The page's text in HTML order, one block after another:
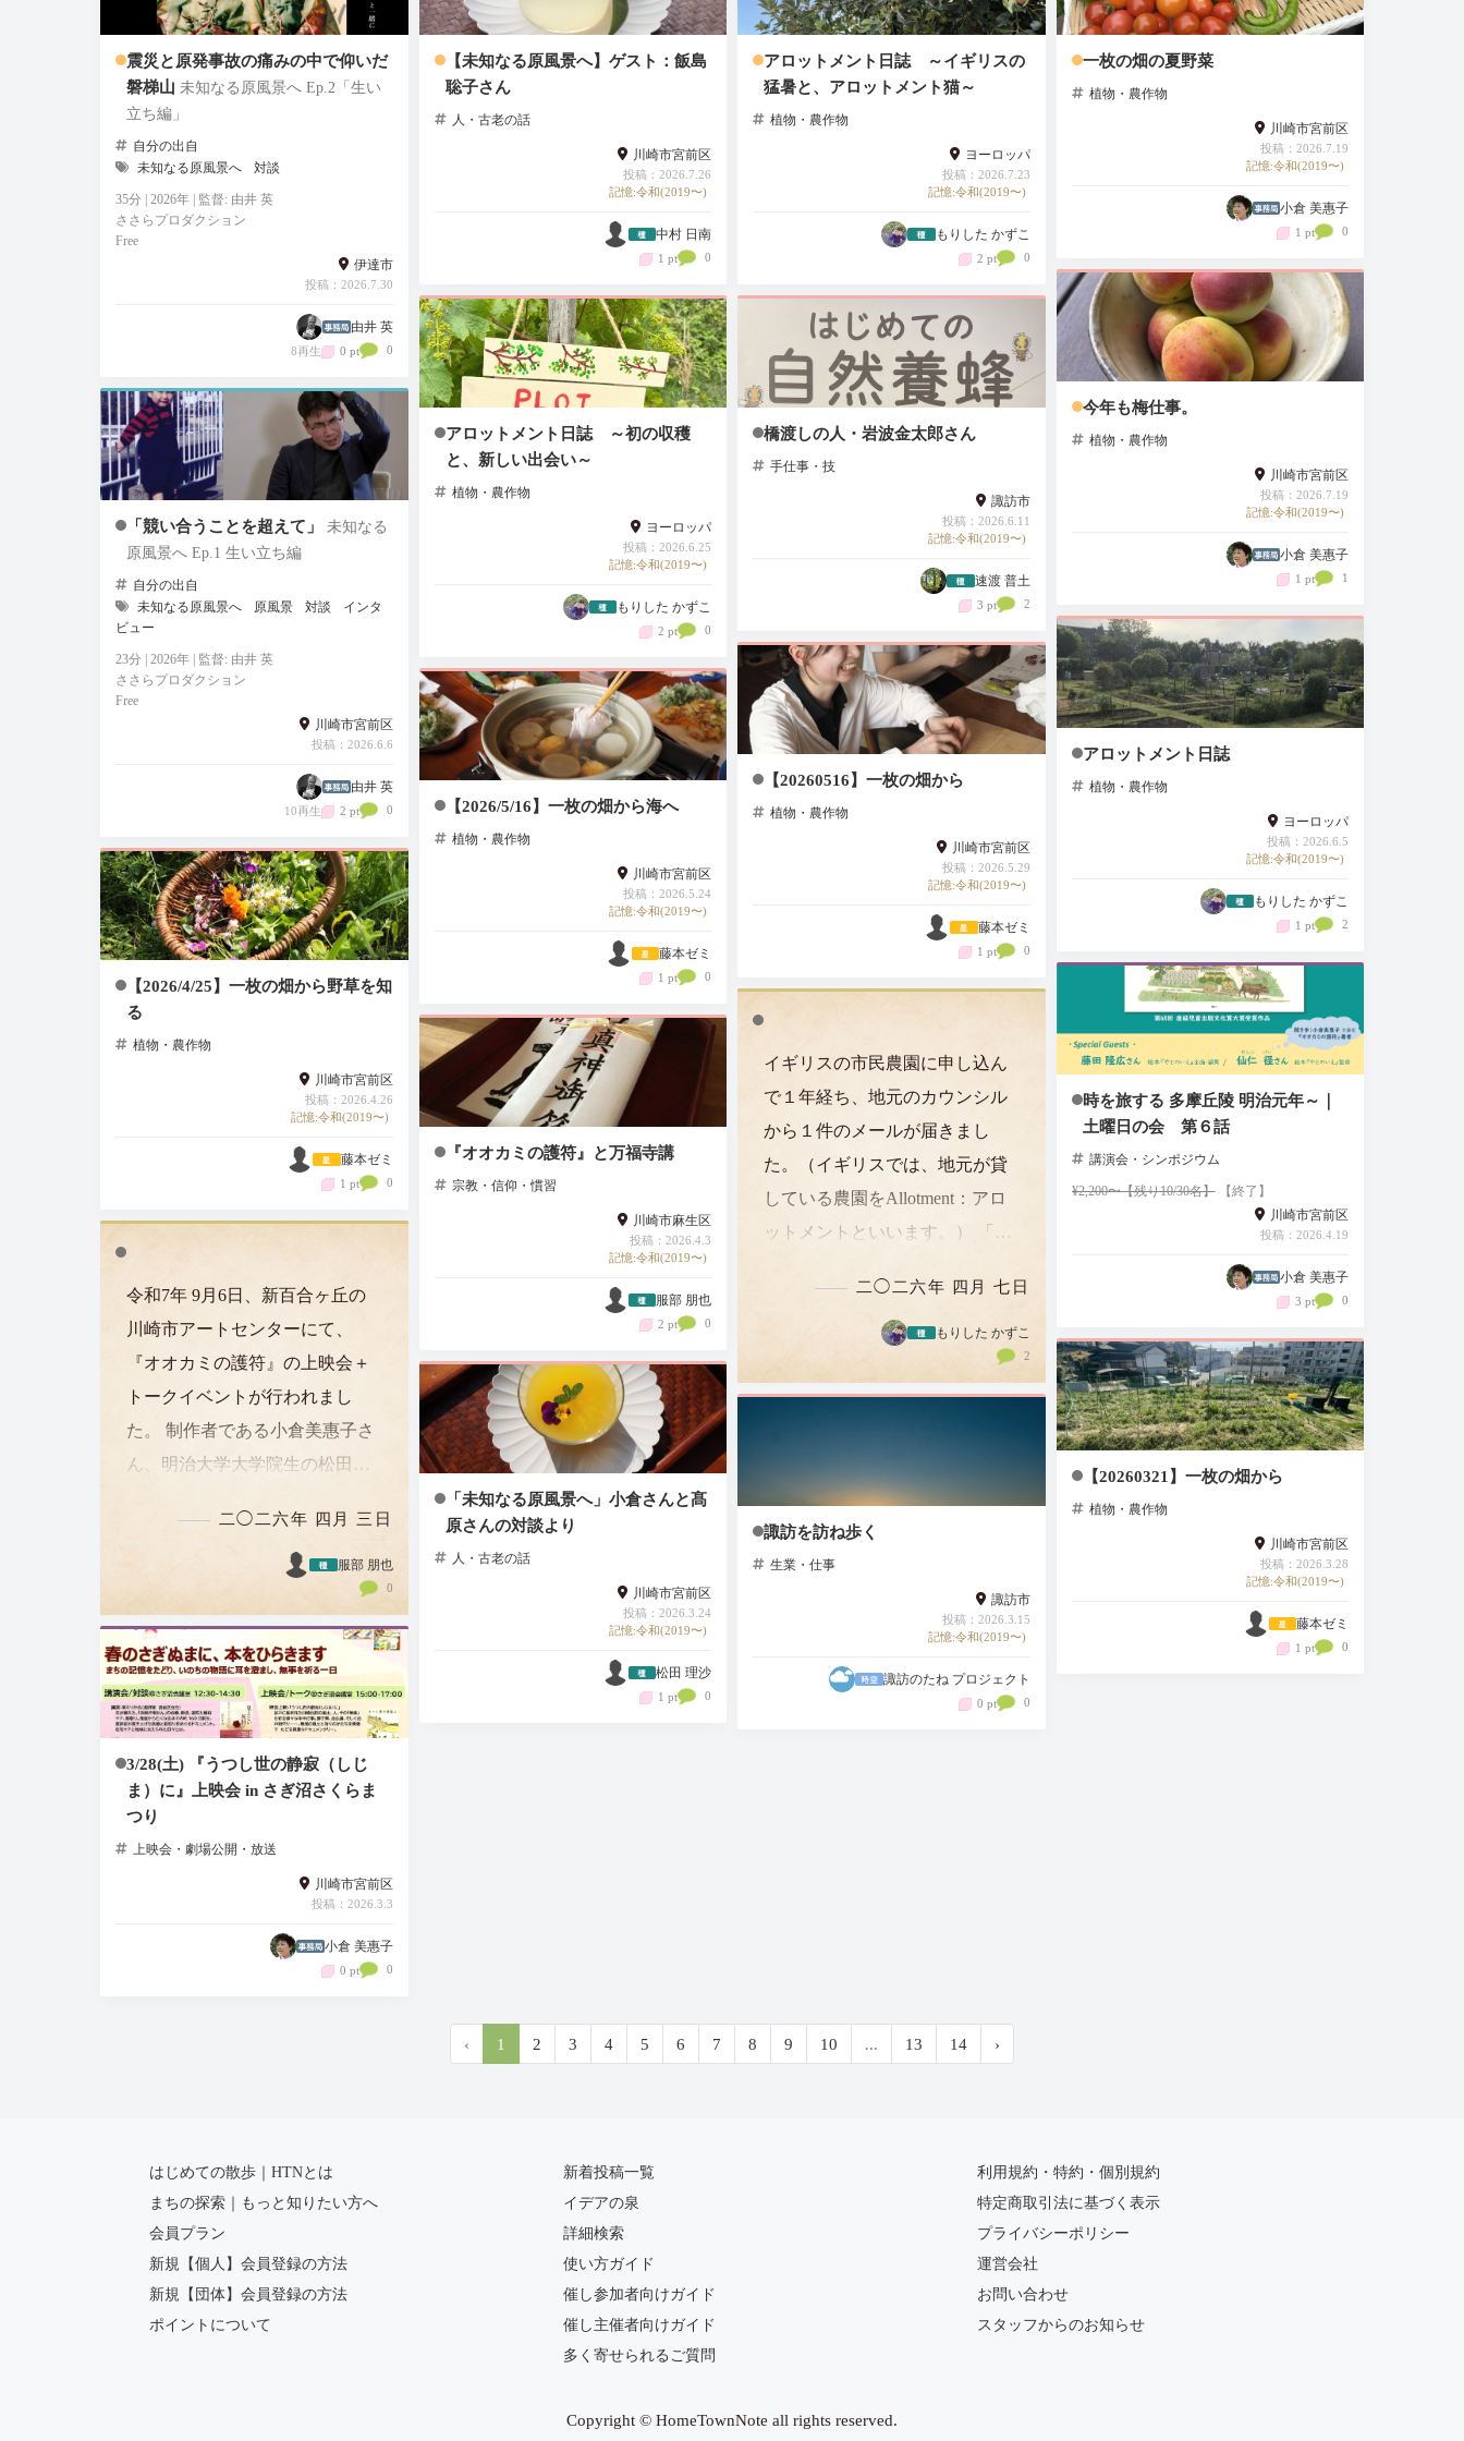
震災と原発事故の痛みの中で仰いだ
磐梯山 未知なる原風景へ Ep.2「生い
立ち編」
自分の出自
未知なる原風景へ
対談
35分 | 2026年 | 監督: 由井 英
ささらプロダクション
Free
伊達市
投稿：2026.7.30
由井 英
8再生 0 pt 0
【未知なる原風景へ】ゲスト：飯島
聡子さん
人・古老の話
川崎市宮前区
投稿：2026.7.26
記憶:令和(2019〜)
中村 日南
1 pt 0
アロットメント日誌 ～イギリスの
猛暑と、アロットメント猫～
植物・農作物
ヨーロッパ
投稿：2026.7.23
記憶:令和(2019〜)
もりした かずこ
2 pt 0
一枚の畑の夏野菜
植物・農作物
川崎市宮前区
投稿：2026.7.19
記憶:令和(2019〜)
小倉 美惠子
1 pt 0
今年も梅仕事。
植物・農作物
川崎市宮前区
投稿：2026.7.19
記憶:令和(2019〜)
小倉 美惠子
1 pt 1
アロットメント日誌 ～初の収穫
と、新しい出会い～
植物・農作物
ヨーロッパ
投稿：2026.6.25
記憶:令和(2019〜)
もりした かずこ
2 pt 0
橋渡しの人・岩波金太郎さん
手仕事・技
諏訪市
投稿：2026.6.11
記憶:令和(2019〜)
速渡 普土
3 pt 2
「競い合うことを超えて」
未知なる
原風景へ Ep.1 生い立ち編
自分の出自
未知なる原風景へ
原風景 対談
インタ
ビュー
23分 | 2026年 | 監督: 由井 英
ささらプロダクション
Free
川崎市宮前区
投稿：2026.6.6
由井 英
10再生 2 pt 0
アロットメント日誌
植物・農作物
ヨーロッパ
投稿：2026.6.5
記憶:令和(2019〜)
もりした かずこ
1 pt 2
【20260516】一枚の畑から
植物・農作物
川崎市宮前区
投稿：2026.5.29
記憶:令和(2019〜)
藤本ゼミ
1 pt 0
【2026/5/16】一枚の畑から海へ
植物・農作物
川崎市宮前区
投稿：2026.5.24
記憶:令和(2019〜)
藤本ゼミ
1 pt 0
【2026/4/25】一枚の畑から野草を知
る
植物・農作物
川崎市宮前区
投稿：2026.4.26
記憶:令和(2019〜)
藤本ゼミ
1 pt 0
時を旅する 多摩丘陵 明治元年～｜
土曜日の会 第６話
講演会・シンポジウム
¥2,200〜【残り10/30名】【終了】
川崎市宮前区
投稿：2026.4.19
小倉 美惠子
3 pt 0
イギリスの市民農園に申し込ん
で１年経ち、地元のカウンシル
から１件のメールが届きまし
た。（イギリスでは、地元が貸
している農園をAllotment：アロ
ットメントといいます。） 「空
ます。見学してから決めます
か？」 春になり、草木が芽吹く
季節になんてタイミングの良い
知らせだろ…
二◯二六年 四月 七日
もりした かずこ
2
『オオカミの護符』と万福寺講
宗教・信仰・慣習
川崎市麻生区
投稿：2026.4.3
記憶:令和(2019〜)
服部 朋也
2 pt 0
令和7年 9月6日、新百合ヶ丘の
川崎市アートセンターにて、
『オオカミの護符』の上映会＋
トークイベントが行われまし
た。 制作者である小倉美惠子さ
ん、明治大学大学院生の松田理
きいただき、60分のトークセッ
ションを行いました。 客席がほ
ぼ埋まるような約100人のお客様
にお迎えい…
二◯二六年 四月 三日
服部 朋也
0
【20260321】一枚の畑から
植物・農作物
川崎市宮前区
投稿：2026.3.28
記憶:令和(2019〜)
藤本ゼミ
1 pt 0
「未知なる原風景へ」小倉さんと髙
原さんの対談より
人・古老の話
川崎市宮前区
投稿：2026.3.24
記憶:令和(2019〜)
松田 理沙
1 pt 0
諏訪を訪ね歩く
生業・仕事
諏訪市
投稿：2026.3.15
記憶:令和(2019〜)
諏訪のたね プロジェクト
0 pt 0
3/28(土) 『うつし世の静寂（しじ
ま）に』上映会 in さぎ沼さくらま
つり
上映会・劇場公開・放送
川崎市宮前区
投稿：2026.3.3
小倉 美惠子
0 pt 0
‹ 1 2 3 4 5 6 7 8 9 10 ... 13 14 ›
はじめての散歩｜HTNとは
まちの探索｜もっと知りたい方へ
会員プラン
新規【個人】会員登録の方法
新規【団体】会員登録の方法
ポイントについて
新着投稿一覧
イデアの泉
詳細検索
使い方ガイド
催し参加者向けガイド
催し主催者向けガイド
多く寄せられるご質問
利用規約・特約・個別規約
特定商取引法に基づく表示
プライバシーポリシー
運営会社
お問い合わせ
スタッフからのお知らせ
Copyright © HomeTownNote all rights reserved.